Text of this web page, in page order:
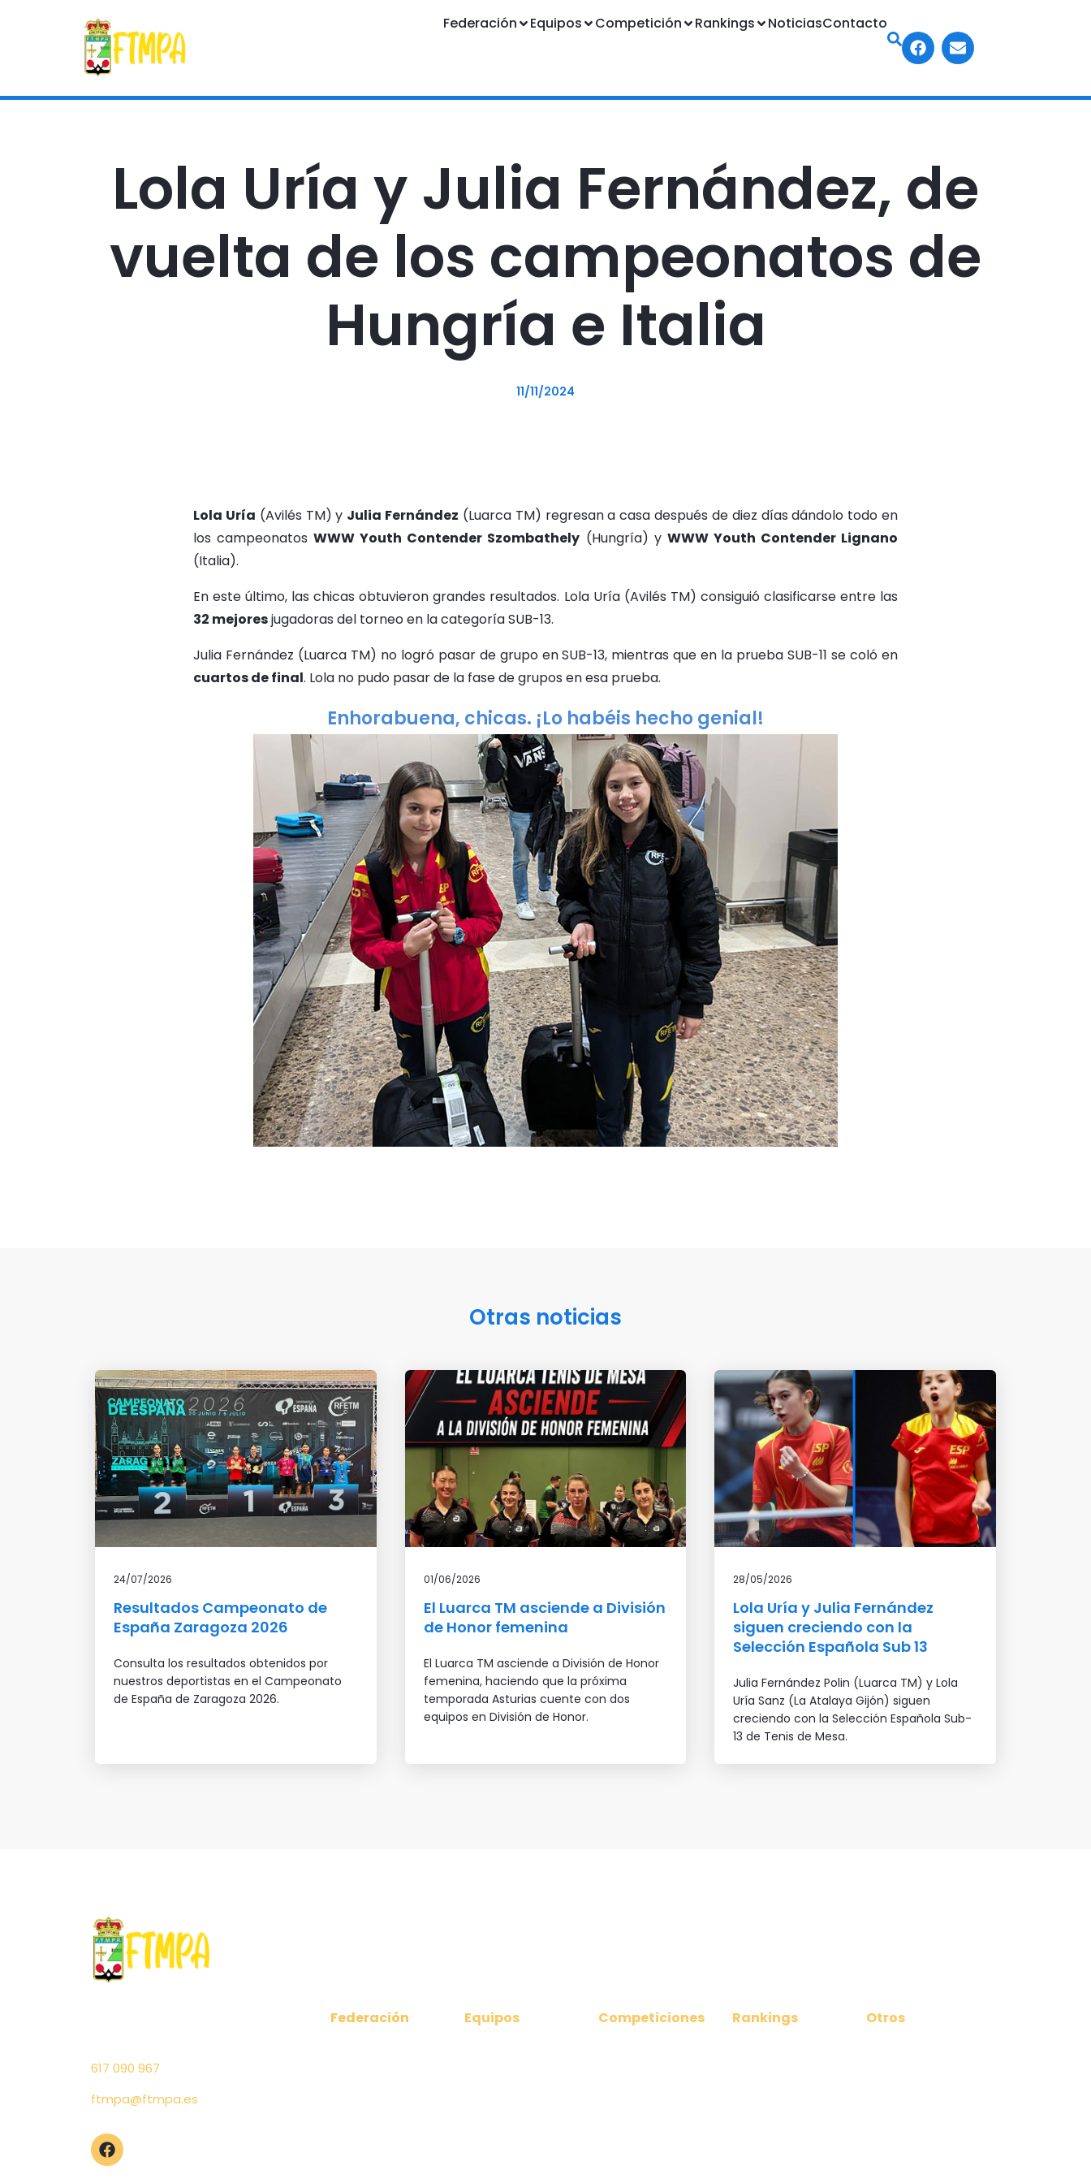
Federación Equipos Competición Rankings NoticiasContacto
Lola Uría y Julia Fernández, de
vuelta de los campeonatos de
Hungría e Italia
11/11/2024
Lola Uría (Avilés TM) y Julia Fernández (Luarca TM) regresan a casa después de diez días dándolo todo en
los campeonatosWWW Youth Contender Szombathely (Hungría) y WWW Youth Contender Lignano
(Italia).
En este último, las chicas obtuvieron grandes resultados. Lola Uría (Avilés TM) consiguió clasificarse entre las
32 mejoresjugadoras del torneo en la categoría SUB-13.
Julia Fernández (Luarca TM) no logró pasar de grupo en SUB-13, mientras que en la prueba SUB-11 se coló en
cuartos de final. Lola no pudo pasar de la fase de grupos en esa prueba.
Enhorabuena, chicas. ¡Lo habéis hecho genial!
Otras noticias
24/07/2026
Resultados Campeonato de
España Zaragoza 2026
Consulta los resultados obtenidos por
nuestros deportistas en el Campeonato
de España de Zaragoza 2026.
01/06/2026
El Luarca TM asciende a División
de Honor femenina
El Luarca TM asciende a División de Honor
femenina, haciendo que la próxima
temporada Asturias cuente con dos
equipos en División de Honor.
28/05/2026
Lola Uría y Julia Fernández
siguen creciendo con la
Selección Española Sub 13
Julia Fernández Polin (Luarca TM) y Lola
Uría Sanz (La Atalaya Gijón) siguen
creciendo con la Selección Española Sub-
13 de Tenis de Mesa.
617 090 967
ftmpa@ftmpa.es
Federación Equipos Competiciones Rankings Otros